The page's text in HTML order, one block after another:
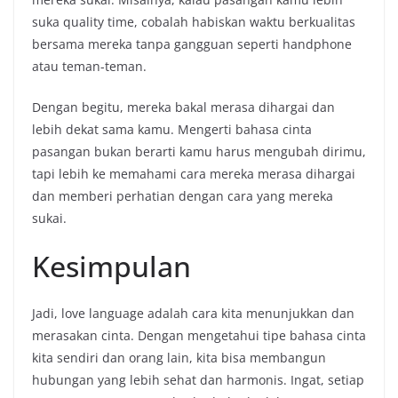
suka quality time, cobalah habiskan waktu berkualitas
bersama mereka tanpa gangguan seperti handphone
atau teman-teman.
Dengan begitu, mereka bakal merasa dihargai dan
lebih dekat sama kamu. Mengerti bahasa cinta
pasangan bukan berarti kamu harus mengubah dirimu,
tapi lebih ke memahami cara mereka merasa dihargai
dan memberi perhatian dengan cara yang mereka
sukai.
Kesimpulan
Jadi, love language adalah cara kita menunjukkan dan
merasakan cinta. Dengan mengetahui tipe bahasa cinta
kita sendiri dan orang lain, kita bisa membangun
hubungan yang lebih sehat dan harmonis. Ingat, setiap